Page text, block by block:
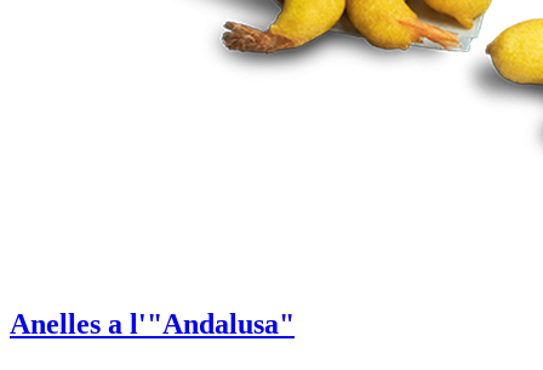
Anelles a l'"Andalusa"